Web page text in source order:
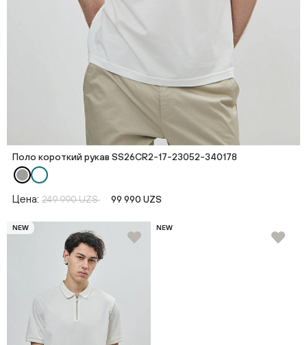
Поло короткий рукав SS26CR2-17-23052-340178
Цена: 249 990 UZS 99 990 UZS
NEW NEW